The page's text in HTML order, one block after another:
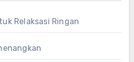
Relaksasi Ringan